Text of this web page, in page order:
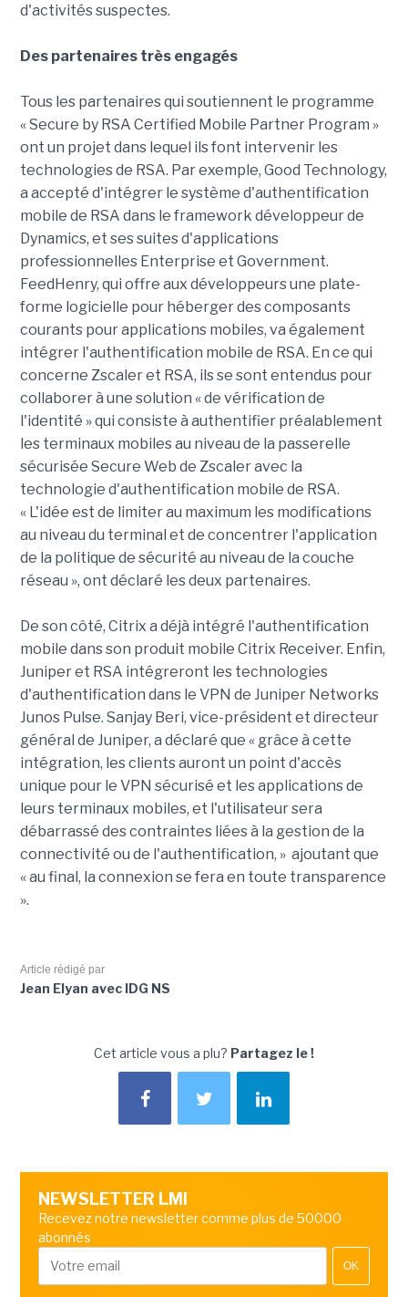
d'activités suspectes.
Des partenaires très engagés
Tous les partenaires qui soutiennent le programme
« Secure by RSA Certified Mobile Partner Program »
ont un projet dans lequel ils font intervenir les
technologies de RSA. Par exemple, Good Technology,
a accepté d'intégrer le système d'authentification
mobile de RSA dans le framework développeur de
Dynamics, et ses suites d'applications
professionnelles Enterprise et Government.
FeedHenry, qui offre aux développeurs une plate-
forme logicielle pour héberger des composants
courants pour applications mobiles, va également
intégrer l'authentification mobile de RSA. En ce qui
concerne Zscaler et RSA, ils se sont entendus pour
collaborer à une solution « de vérification de
l'identité » qui consiste à authentifier préalablement
les terminaux mobiles au niveau de la passerelle
sécurisée Secure Web de Zscaler avec la
technologie d'authentification mobile de RSA.
« L'idée est de limiter au maximum les modifications
au niveau du terminal et de concentrer l'application
de la politique de sécurité au niveau de la couche
réseau », ont déclaré les deux partenaires.
De son côté, Citrix a déjà intégré l'authentification
mobile dans son produit mobile Citrix Receiver. Enfin,
Juniper et RSA intégreront les technologies
d'authentification dans le VPN de Juniper Networks
Junos Pulse. Sanjay Beri, vice-président et directeur
général de Juniper, a déclaré que « grâce à cette
intégration, les clients auront un point d'accès
unique pour le VPN sécurisé et les applications de
leurs terminaux mobiles, et l'utilisateur sera
débarrassé des contraintes liées à la gestion de la
connectivité ou de l'authentification, » ajoutant que
« au final, la connexion se fera en toute transparence
».
Article rédigé par
Jean Elyan avec IDG NS
Cet article vous a plu? Partagez le !
NEWSLETTER LMI
Recevez notre newsletter comme plus de 50000
abonnés
OK